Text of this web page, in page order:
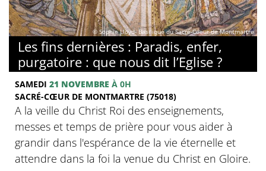
© Sophie Lloyd- Basilique du Sacré-Coeur de Montmartre
Les fins dernières : Paradis, enfer,
purgatoire : que nous dit l’Eglise ?
SAMEDI 21 NOVEMBRE À 0H
SACRÉ-CŒUR DE MONTMARTRE (75018)
A la veille du Christ Roi des enseignements,
messes et temps de prière pour vous aider à
grandir dans l'espérance de la vie éternelle et
attendre dans la foi la venue du Christ en Gloire.